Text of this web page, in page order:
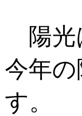
陽光
今年
す。